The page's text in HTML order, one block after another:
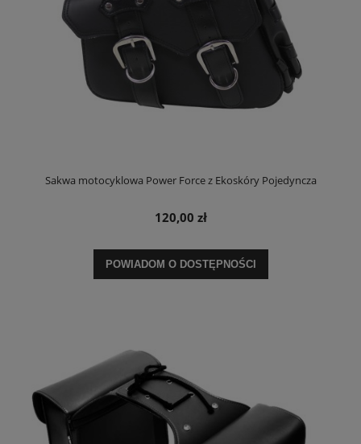
Sakwa motocyklowa Power Force z Ekoskóry Pojedyncza
120,00 zł
POWIADOM O DOSTĘPNOŚCI